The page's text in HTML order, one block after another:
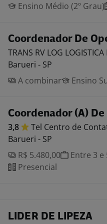
Ensino Médio (2º Grau)
Coordenador De
TRANS RV LOG LOGISTICA
Barueri - SP
A combinar
Ensino
Coordenador (A)
3,8 Tel Centro de
Barueri - SP
R$ 5.480,00
Entre 3 e
Presencial
LIDER DE LIPEZA